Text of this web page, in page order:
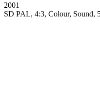
2001
SD PAL, 4:3, Colour, Sound,